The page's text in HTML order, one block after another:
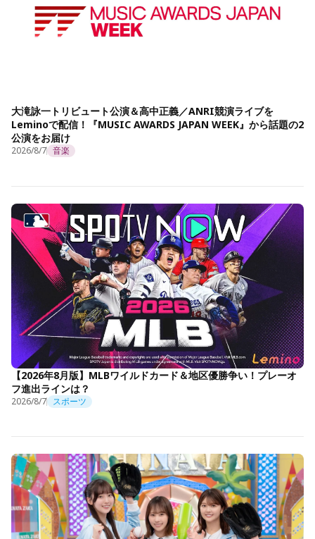
大滝詠一トリビュート公演＆高中正義／ANRI競演ライブを
Leminoで配信！『MUSIC AWARDS JAPAN WEEK』から話題の2
公演をお届け
2026/8/7 音楽
【2026年8月版】MLBワイルドカード＆地区優勝争い！プレーオ
フ進出ラインは？
2026/8/7 スポーツ